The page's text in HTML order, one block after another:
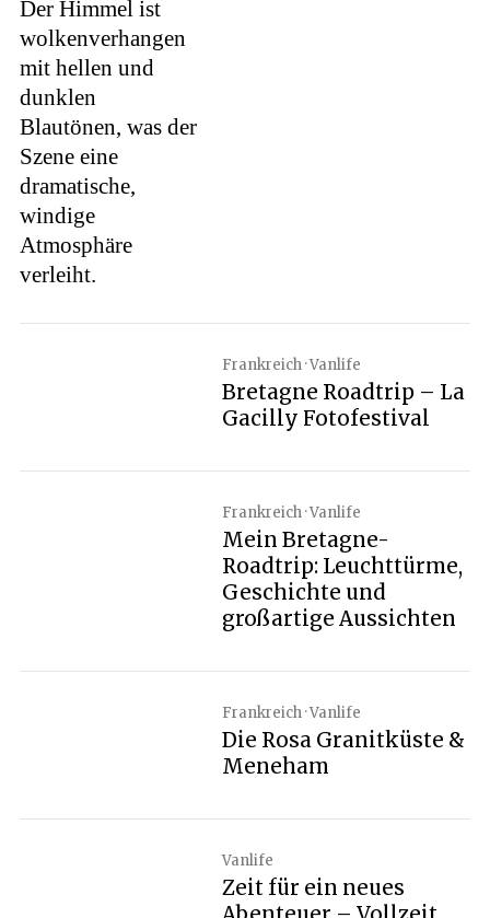
Frankreich · Vanlife
Bretagne Roadtrip – La
Gacilly Fotofestival
Frankreich · Vanlife
Mein Bretagne-
Roadtrip: Leuchttürme,
Geschichte und
großartige Aussichten
Frankreich · Vanlife
Die Rosa Granitküste &
Meneham
Vanlife
Zeit für ein neues